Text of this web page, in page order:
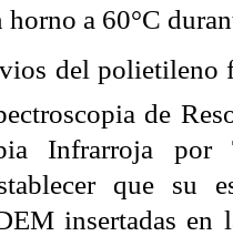
horno a 60°C
del
de
Infrarroja
que su
insertadas en